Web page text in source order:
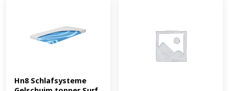
Hn8 Schlafsysteme